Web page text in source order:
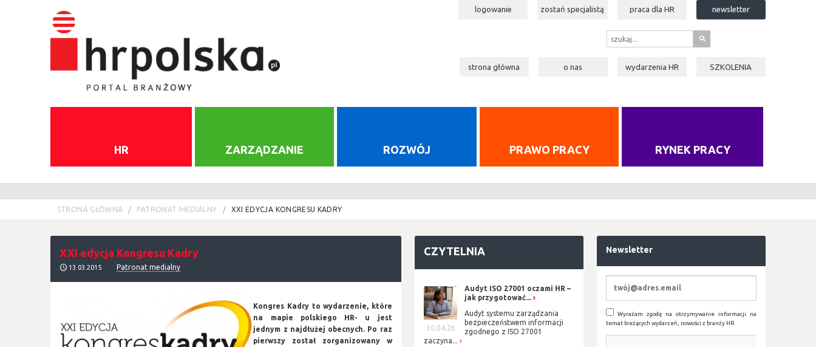
logowanie zostań specjalistą praca dla HR newsletter
s
strona główna o nas wydarzenia HR SZKOLENIA
HR ZARZĄDZANIE ROZWÓJ PRAWO PRACY RYNEK PRACY
STRONA GŁÓWNA PATRONAT MEDIALNY XXI EDYCJA KONGRESU KADRY
XXI edycja Kongresu Kadry
13.03.2015 Patronat medialny
Kongres Kadry to wydarzenie, które
na mapie polskiego HR- u jest
jednym z najdłużej obecnych. Po raz
pierwszy został zorganizowany w
CZYTELNIA
30.04.26
Audyt ISO 27001 oczami HR –
jak przygotować...
Audyt systemu zarządzania
bezpieczeństwem informacji
zgodnego z ISO 27001
zaczyna...
Newsletter
Wyrażam zgodę na otrzymywanie informacji na
temat bieżących wydarzeń, nowości z branży HR